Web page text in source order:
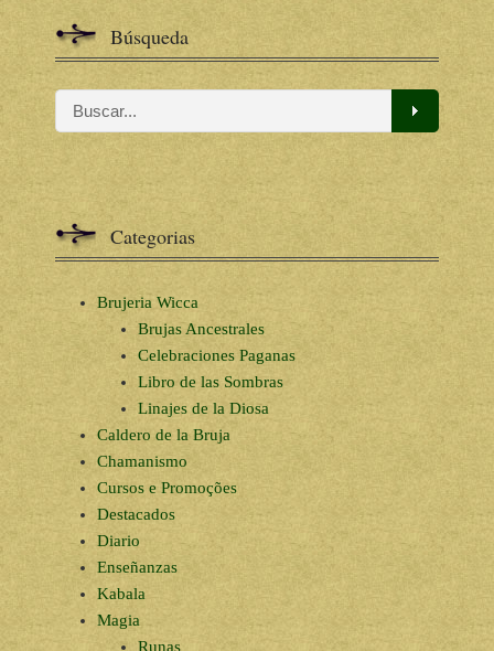
Búsqueda
Categorias
Brujeria Wicca
Brujas Ancestrales
Celebraciones Paganas
Libro de las Sombras
Linajes de la Diosa
Caldero de la Bruja
Chamanismo
Cursos e Promoções
Destacados
Diario
Enseñanzas
Kabala
Magia
Runas